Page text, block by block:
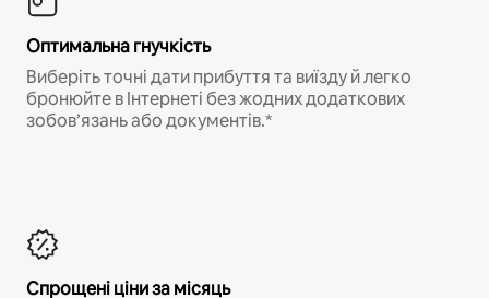
Оптимальна гнучкість
Виберіть точні дати прибуття та виїзду й легко
бронюйте в Інтернеті без жодних додаткових
зобов’язань або документів.*
Спрощені ціни за місяць